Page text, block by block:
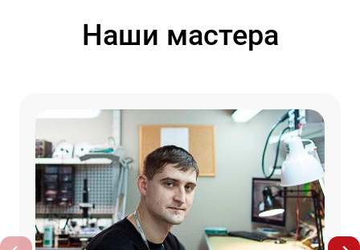
Наши мастера